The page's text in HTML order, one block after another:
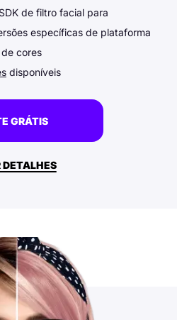
de filtro facial para
específicas de plataforma
cores
disponíveis
GRÁTIS
DETALHES